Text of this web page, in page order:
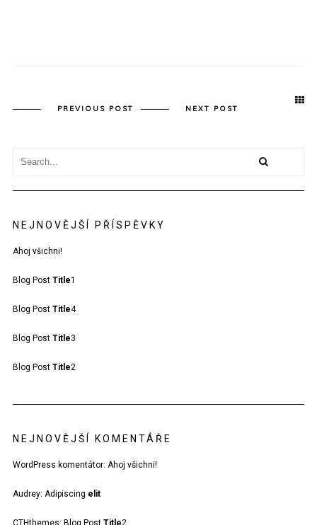
PREVIOUS POST NEXT POST
NEJNOVĚJŠÍ PŘÍSPĚVKY
Ahoj všichni!
Blog Post Title1
Blog Post Title4
Blog Post Title3
Blog Post Title2
NEJNOVĚJŠÍ KOMENTÁŘE
WordPress komentátor: Ahoj všichni!
Audrey: Adipiscing elit
CTHthemes: Blog Post Title2